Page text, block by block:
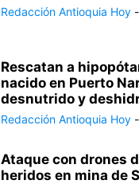
Redacción Antioquia Hoy -
Rescatan a
nacido en Puerto
desnutrido y
Redacción Antioquia Hoy -
Ataque con drones
heridos en mina de